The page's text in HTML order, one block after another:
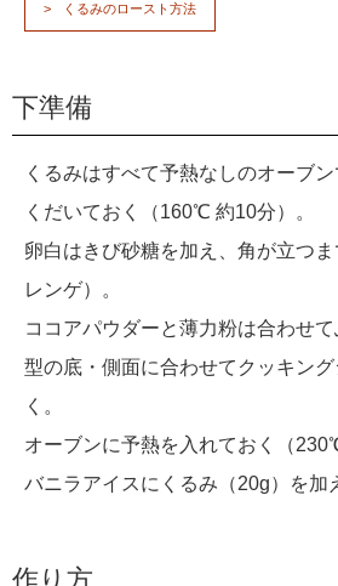
くるみのロースト方法
下準備
くるみはすべて予熱なしのオーブ
くだいておく（160℃ 約10分）。
卵白はきび砂糖を加え、角が立つ
レンゲ）。
ココアパウダーと薄力粉は合わせて
型の底・側面に合わせてクッキン
く。
オーブンに予熱を入れておく（
バニラアイスにくるみ（20g）を加
作り方